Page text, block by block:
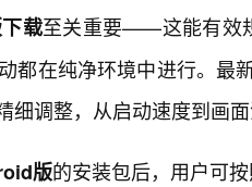
载至关重要——这能有效
都在纯净环境中进行。最
调整，从启动速度到画
版的安装包后，用户可